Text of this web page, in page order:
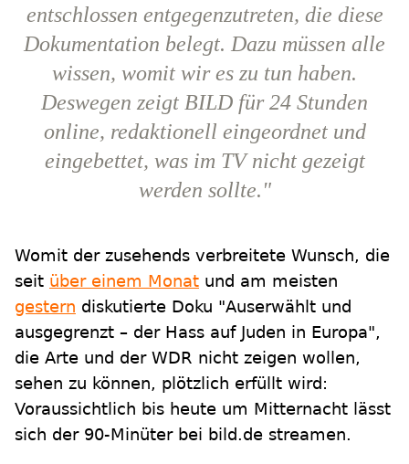
entschlossen entgegenzutreten, die diese
Dokumentation belegt. Dazu müssen alle
wissen, womit wir es zu tun haben.
Deswegen zeigt BILD für 24 Stunden
online, redaktionell eingeordnet und
eingebettet, was im TV nicht gezeigt
werden sollte."
Womit der zusehends verbreitete Wunsch, die
seit über einem Monat und am meisten
gestern diskutierte Doku "Auserwählt und
ausgegrenzt – der Hass auf Juden in Europa",
die Arte und der WDR nicht zeigen wollen,
sehen zu können, plötzlich erfüllt wird:
Voraussichtlich bis heute um Mitternacht lässt
sich der 90-Minüter bei bild.de streamen.